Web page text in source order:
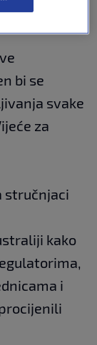
bi se
svake
za
stručnjaci
kako
i